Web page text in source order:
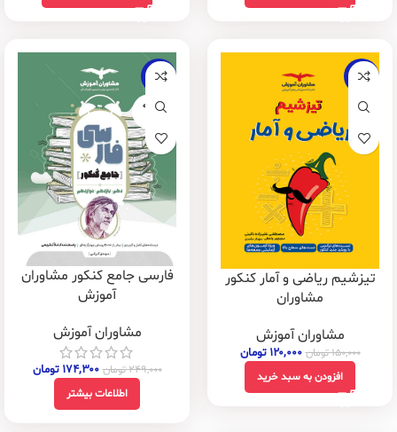
-20%
تیزشیم ریاضی و آمار کنکور
مشاوران
مشاوران آموزش
۱۵۰,۰۰۰تومان ۱۲۰,۰۰۰ تومان
افزودن به سبد خرید
-30%
فروخته
فارسی جامع کنکور مشاوران
آموزش
مشاوران آموزش
۲۴۹,۰۰۰تومان ۱۷۴,۳۰۰ تومان
اطلاعات بیشتر